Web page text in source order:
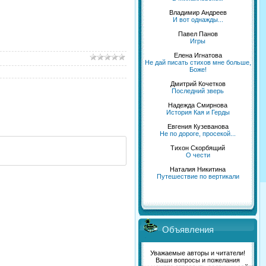
Владимир Андреев
И вот однажды...
Павел Панов
Игры
Елена Игнатова
Не дай писать стихов мне больше,
Боже!
Дмитрий Кочетков
Последний зверь
Надежда Смирнова
История Кая и Герды
Евгения Кузеванова
Не по дороге, просекой...
Тихон Скорбящий
О чести
Наталия Никитина
Путешествие по вертикали
Объявления
Уважаемые авторы и читатели!
Ваши вопросы и пожелания